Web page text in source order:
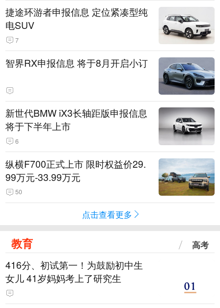
捷途环游者申报信息 定位紧凑型纯
电SUV
7
智界RX申报信息 将于8月开启小订
新世代BMW iX3长轴距版申报信息
将于下半年上市
6
纵横F700正式上市 限时权益价29.
99万元-33.99万元
50
点击查看更多
教育 高考
416分、初试第一！为鼓励初中生
女儿 41岁妈妈考上了研究生